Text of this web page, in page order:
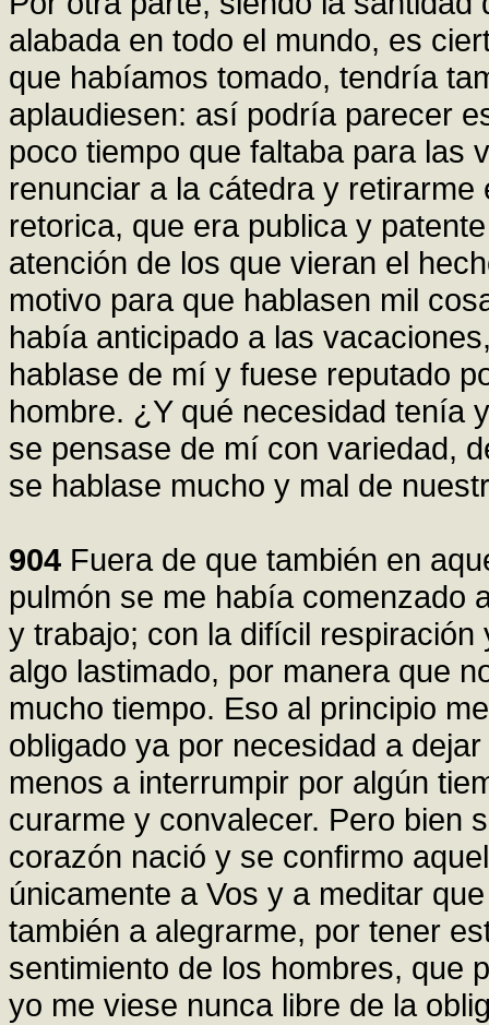
alabada en todo el mundo, es
que habíamos tomado, tendría
aplaudiesen: así podría parecer
poco tiempo que faltaba para las
renunciar a la cátedra y
retorica, que era publica y
atención de los que vieran el
motivo para que hablasen mil
había anticipado a las
hablase de mí y fuese reputado
hombre. ¿Y qué necesidad tenía
se pensase de mí con variedad,
se hablase mucho y mal de
904 Fuera de que también en
pulmón se me había comenzado
y trabajo; con la difícil
algo lastimado, por manera que
mucho tiempo. Eso al principio
obligado ya por necesidad a
menos a interrumpir por algún
curarme y convalecer. Pero bien
corazón nació y se confirmo
únicamente a Vos y a meditar
también a alegrarme, por tener
sentimiento de los hombres, que
yo me viese nunca libre de la